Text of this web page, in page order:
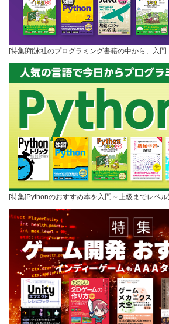
[特集]翔泳社のプログラミング書籍の中から、入
[特集]Pythonのおすすめ本を入門～上級までレベ